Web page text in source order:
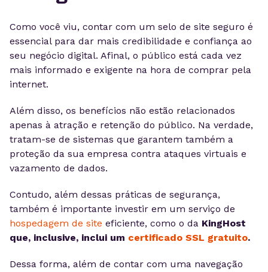
Como você viu, contar com um selo de site seguro é
essencial para dar mais credibilidade e confiança ao
seu negócio digital. Afinal, o público está cada vez
mais informado e exigente na hora de comprar pela
internet.
Além disso, os benefícios não estão relacionados
apenas à atração e retenção do público. Na verdade,
tratam-se de sistemas que garantem também a
proteção da sua empresa contra ataques virtuais e
vazamento de dados.
Contudo, além dessas práticas de segurança,
também é importante investir em um serviço de
hospedagem de site eficiente, como o da KingHost
que, inclusive, inclui um certificado SSL gratuito.
Dessa forma, além de contar com uma navegação